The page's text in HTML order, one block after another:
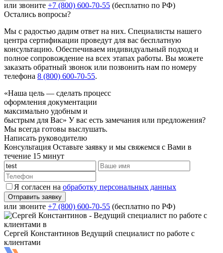
или звоните +7 (800) 600-70-55 (бесплатно по РФ)
Остались вопросы?
Мы с радостью дадим ответ на них. Специалисты нашего
центра сертификации проведут для вас бесплатную
консультацию. Обеспечиваем индивидуальный подход и
полное сопровождение на всех этапах работы. Вы можете
заказать обратный звонок или позвонить нам по номеру
телефона 8 (800) 600-70-55.
«Наша цель — сделать процесс
оформления документации
максимально удобным и
быстрым для Вас» У вас есть замечания или предложения?
Мы всегда готовы выслушать.
Написать руководителю
Консультация Оставьте заявку и мы свяжемся с Вами в
течение 15 минут
Я согласен на обработку персональных данных
или звоните +7 (800) 600-70-55 (бесплатно по РФ)
Сергей Константинов Ведущий специалист по работе с
клиентами